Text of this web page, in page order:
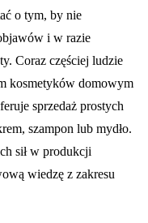
o tym, by nie
i w razie
Coraz częściej ludzie
kosmetyków domowym
sprzedaż prostych
szampon lub mydło.
sił w produkcji
wiedzę z zakresu